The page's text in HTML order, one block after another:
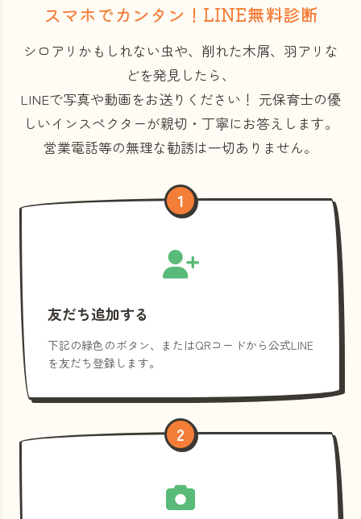
スマホでカンタン！LINE無料診断
シロアリかもしれない虫や、削れた木屑、羽アリな
どを発見したら、
LINEで写真や動画をお送りください！ 元保育士の優
しいインスペクターが親切・丁寧にお答えします。
営業電話等の無理な勧誘は一切ありません。
1
友だち追加する
下記の緑色のボタン、またはQRコードから公式LINE
を友だち登録します。
2